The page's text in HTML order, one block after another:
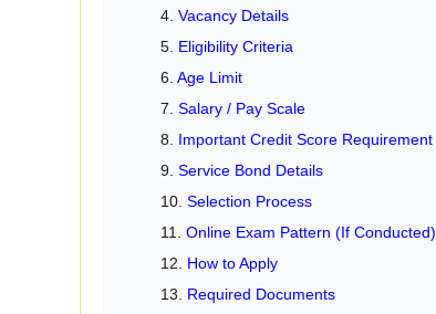
Vacancy Details
Eligibility Criteria
Age Limit
Salary / Pay Scale
Important Credit Score Requirement
Service Bond Details
Selection Process
Online Exam Pattern (If Conducted)
How to Apply
Required Documents